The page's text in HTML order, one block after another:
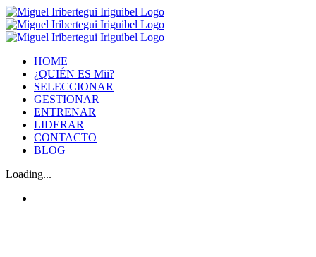
HOME
¿QUIÉN ES Mii?
SELECCIONAR
GESTIONAR
ENTRENAR
LIDERAR
CONTACTO
BLOG
Loading...